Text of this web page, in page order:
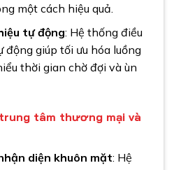
một cách hiệu quả.
tự động: Hệ thống điều
giúp tối ưu hóa luồng
thời gian chờ đợi và ùn
tâm thương mại và
diện khuôn mặt: Hệ